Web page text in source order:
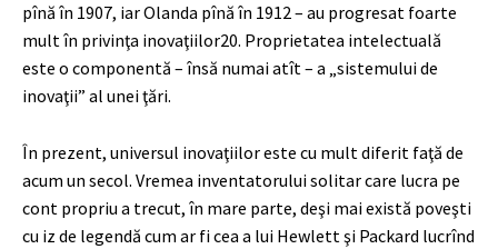
pînă în 1907, iar Olanda pînă în 1912 – au progresat foarte
mult în privinţa inovaţiilor20. Proprietatea intelectuală
este o componentă – însă numai atît – a „sistemului de
inovaţii” al unei ţări.
În prezent, universul inovaţiilor este cu mult diferit faţă de
acum un secol. Vremea inventatorului solitar care lucra pe
cont propriu a trecut, în mare parte, deşi mai există poveşti
cu iz de legendă cum ar fi cea a lui Hewlett şi Packard lucrînd